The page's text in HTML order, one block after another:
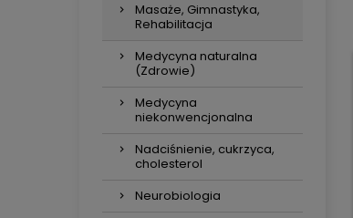
Masaże, Gimnastyka,
Rehabilitacja
Medycyna naturalna
(Zdrowie)
Medycyna
niekonwencjonalna
Nadciśnienie, cukrzyca,
cholesterol
Neurobiologia